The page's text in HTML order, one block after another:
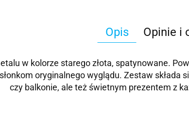
Opis Opinie i
w kolorze starego złota, spatynowane.
oryginalnego wyglądu. Zestaw składa
czy balkonie, ale też świetnym prezentem z